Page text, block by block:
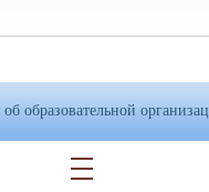
образовательной